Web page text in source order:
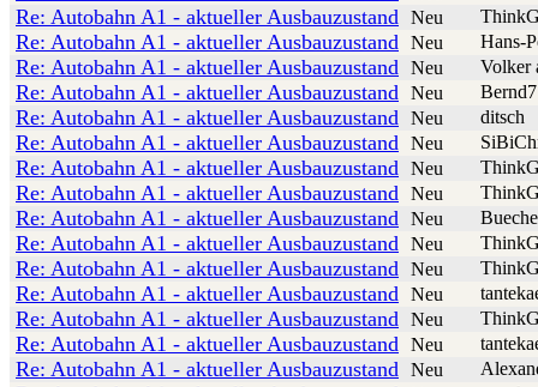
Re: Autobahn A1 - aktueller Ausbauzustand Neu
Re: Autobahn A1 - aktueller Ausbauzustand Neu Hans-
Re: Autobahn A1 - aktueller Ausbauzustand Neu Volker
Re: Autobahn A1 - aktueller Ausbauzustand Neu
Re: Autobahn A1 - aktueller Ausbauzustand Neu ditsch
Re: Autobahn A1 - aktueller Ausbauzustand Neu
Re: Autobahn A1 - aktueller Ausbauzustand Neu
Re: Autobahn A1 - aktueller Ausbauzustand Neu
Re: Autobahn A1 - aktueller Ausbauzustand Neu
Re: Autobahn A1 - aktueller Ausbauzustand Neu
Re: Autobahn A1 - aktueller Ausbauzustand Neu
Re: Autobahn A1 - aktueller Ausbauzustand Neu
Re: Autobahn A1 - aktueller Ausbauzustand Neu
Re: Autobahn A1 - aktueller Ausbauzustand Neu
Re: Autobahn A1 - aktueller Ausbauzustand Neu